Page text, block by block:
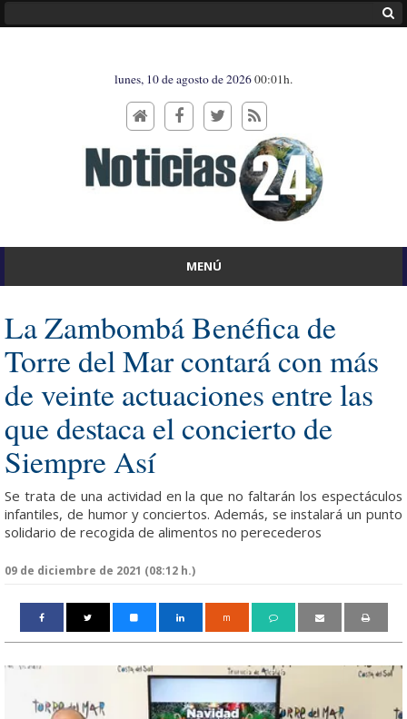
lunes, 10 de agosto de 202600:01h.
MENÚ
La Zambombá Benéfica de
Torre del Mar contará con más
de veinte actuaciones entre las
que destaca el concierto de
Siempre Así
Se trata de una actividad en la que no faltarán los espectáculos
infantiles, de humor y conciertos. Además, se instalará un punto
solidario de recogida de alimentos no perecederos
09 de diciembre de 2021 (08:12 h.)
m